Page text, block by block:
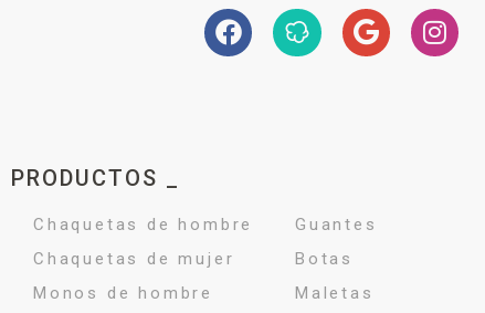
PRODUCTOS _
Chaquetas de hombre
Chaquetas de mujer
Monos de hombre
Guantes
Botas
Maletas